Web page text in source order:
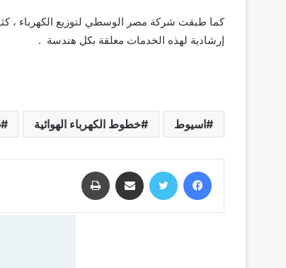
كما طبقت شركة مصر الوسطي لتوزيع الكهرباء ،
إرشادية لهذه الخدمات معلقة بكل هندسة .
اسيوط خطوط الكهرباء الهوائية
فيسبوك تويتر مشاركة عبر البريد